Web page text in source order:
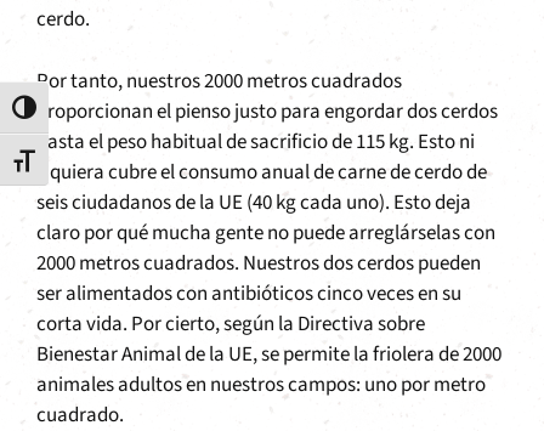
Alternar alto contraste
Alternar tamaño de letra
cerdo.
Por tanto, nuestros 2000 metros cuadrados
proporcionan el pienso justo para engordar dos cerdos
hasta el peso habitual de sacrificio de 115 kg. Esto ni
siquiera cubre el consumo anual de carne de cerdo de
seis ciudadanos de la UE (40 kg cada uno). Esto deja
claro por qué mucha gente no puede arreglárselas con
2000 metros cuadrados. Nuestros dos cerdos pueden
ser alimentados con antibióticos cinco veces en su
corta vida. Por cierto, según la Directiva sobre
Bienestar Animal de la UE, se permite la friolera de 2000
animales adultos en nuestros campos: uno por metro
cuadrado.